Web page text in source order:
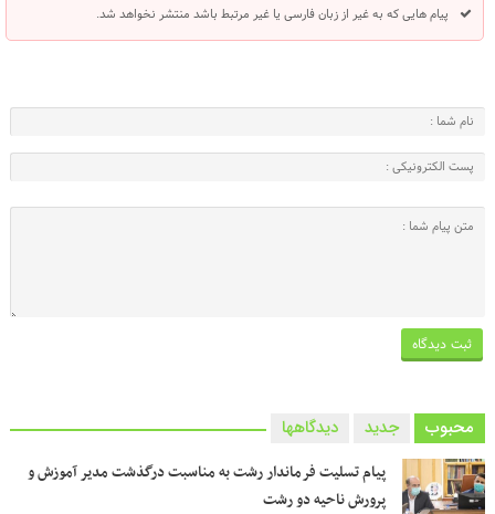
پیام هایی که به غیر از زبان فارسی یا غیر مرتبط باشد منتشر نخواهد شد.
محبوب جدید دیدگاهها
پیام تسلیت فرماندار رشت به مناسبت درگذشت مدیر آموزش و
پرورش ناحیه دو رشت